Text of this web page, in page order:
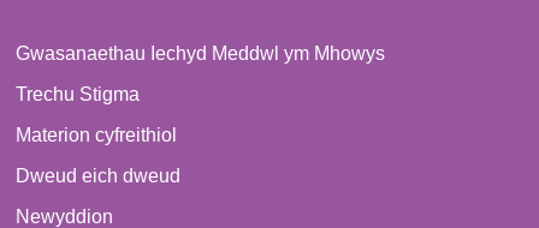
Gwasanaethau Iechyd Meddwl ym Mhowys
Trechu Stigma
Materion cyfreithiol
Dweud eich dweud
Newyddion